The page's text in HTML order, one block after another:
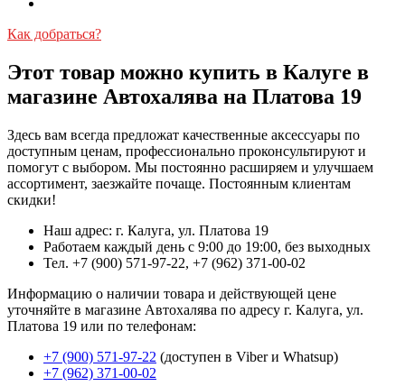
Как добраться?
Этот товар можно купить в Калуге в
магазине Автохалява на Платова 19
Здесь вам всегда предложат качественные аксессуары по
доступным ценам, профессионально проконсультируют и
помогут с выбором. Мы постоянно расширяем и улучшаем
ассортимент, заезжайте почаще. Постоянным клиентам
скидки!
Наш адрес: г. Калуга, ул. Платова 19
Работаем каждый день с 9:00 до 19:00, без выходных
Тел. +7 (900) 571-97-22, +7 (962) 371-00-02
Информацию о наличии товара и действующей цене
уточняйте в магазине Автохалява по адресу г. Калуга, ул.
Платова 19 или по телефонам:
+7 (900) 571-97-22 (доступен в Viber и Whatsup)
+7 (962) 371-00-02